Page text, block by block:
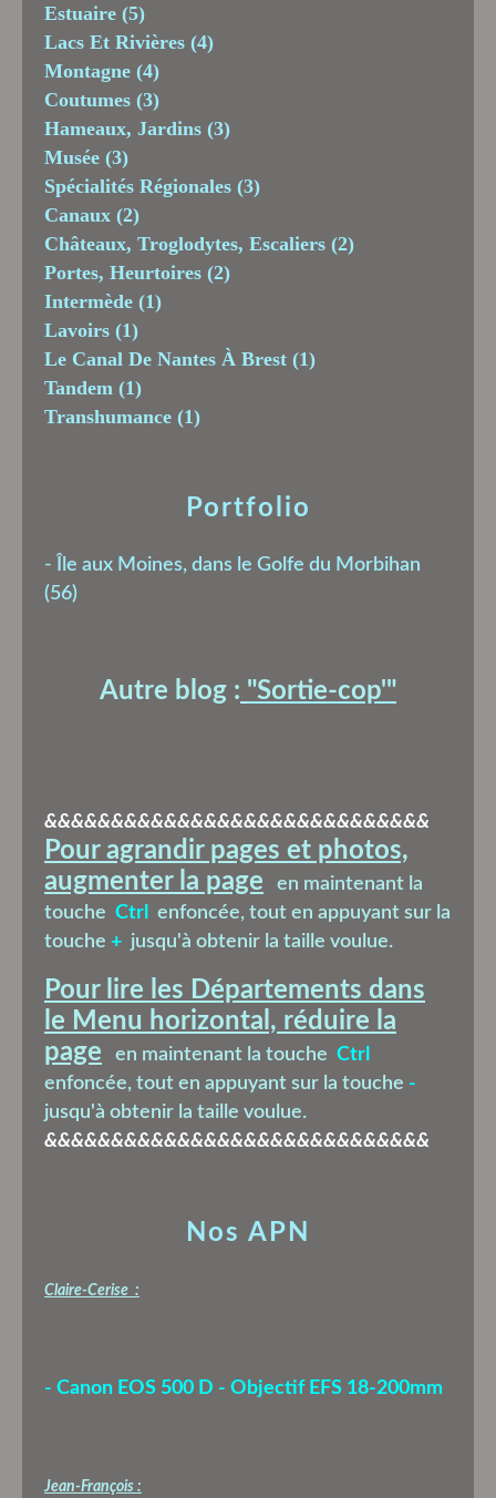
Estuaire (5)
Lacs Et Rivières (4)
Montagne (4)
Coutumes (3)
Hameaux, Jardins (3)
Musée (3)
Spécialités Régionales (3)
Canaux (2)
Châteaux, Troglodytes, Escaliers (2)
Portes, Heurtoires (2)
Intermède (1)
Lavoirs (1)
Le Canal De Nantes À Brest (1)
Tandem (1)
Transhumance (1)
Nos APN
Claire-Cerise :
- Canon EOS 500 D - Objectif EFS 18-200mm
Jean-François :
Portfolio
- Île aux Moines, dans le Golfe du Morbihan
(56)
Autre blog : "Sortie-cop'"
&&&&&&&&&&&&&&&&&&&&&&&&&&&&&
Pour agrandir pages et photos,
augmenter la page
en maintenant la
touche Ctrl
enfoncée, tout en appuyant sur la
touche + jusqu'à obtenir la taille voulue.
Pour lire les Départements dans
le Menu horizontal, réduire la
page
en maintenant la touche Ctrl
enfoncée, tout en appuyant sur la touche -
jusqu'à obtenir la taille voulue.
&&&&&&&&&&&&&&&&&&&&&&&&&&&&&